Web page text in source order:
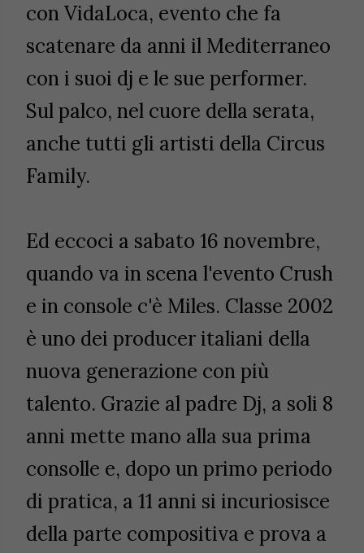
con VidaLoca, evento che fa
scatenare da anni il Mediterraneo
con i suoi dj e le sue performer.
Sul palco, nel cuore della serata,
anche tutti gli artisti della Circus
Family.
Ed eccoci a sabato 16 novembre,
quando va in scena l'evento Crush
e in console c'è Miles. Classe 2002
è uno dei producer italiani della
nuova generazione con più
talento. Grazie al padre Dj, a soli 8
anni mette mano alla sua prima
consolle e, dopo un primo periodo
di pratica, a 11 anni si incuriosisce
della parte compositiva e prova a